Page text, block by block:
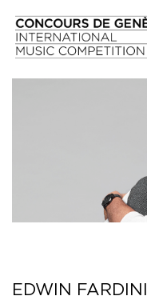
EDWIN FARDINI